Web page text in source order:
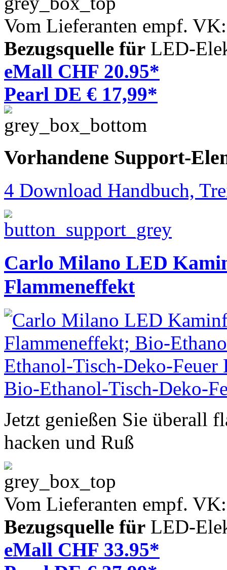
Vom Lieferanten empf.
Bezugsquelle für LED-
eMall CHF 20.95*
Pearl DE € 17,99*
Vorhandene Support-
4 Download Handbuch,
Carlo Milano LED
Flammeneffekt
Jetzt genießen Sie überall
hacken und Ruß
Vom Lieferanten empf.
Bezugsquelle für LED-
eMall CHF 33.95*